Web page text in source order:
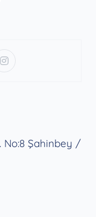
No:8 Şahinbey /